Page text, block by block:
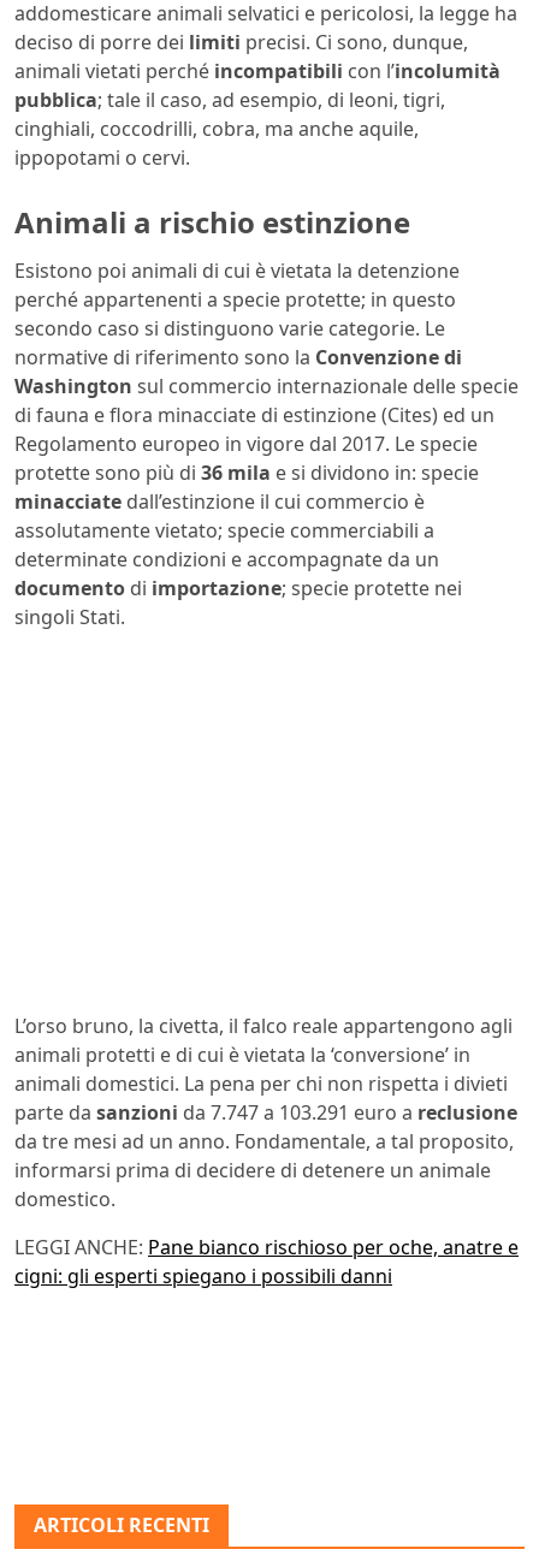
addomesticare animali selvatici e pericolosi, la legge ha
deciso di porre dei limiti precisi. Ci sono, dunque,
animali vietati perché incompatibili con l’incolumità
pubblica; tale il caso, ad esempio, di leoni, tigri,
cinghiali, coccodrilli, cobra, ma anche aquile,
ippopotami o cervi.
Animali a rischio estinzione
Esistono poi animali di cui è vietata la detenzione
perché appartenenti a specie protette; in questo
secondo caso si distinguono varie categorie. Le
normative di riferimento sono la Convenzione di
Washington sul commercio internazionale delle specie
di fauna e flora minacciate di estinzione (Cites) ed un
Regolamento europeo in vigore dal 2017. Le specie
protette sono più di 36 mila e si dividono in: specie
minacciate dall’estinzione il cui commercio è
assolutamente vietato; specie commerciabili a
determinate condizioni e accompagnate da un
documento di importazione; specie protette nei
singoli Stati.
L’orso bruno, la civetta, il falco reale appartengono agli
animali protetti e di cui è vietata la ‘conversione’ in
animali domestici. La pena per chi non rispetta i divieti
parte da sanzioni da 7.747 a 103.291 euro a reclusione
da tre mesi ad un anno. Fondamentale, a tal proposito,
informarsi prima di decidere di detenere un animale
domestico.
LEGGI ANCHE: Pane bianco rischioso per oche, anatre e
cigni: gli esperti spiegano i possibili danni
ARTICOLI RECENTI